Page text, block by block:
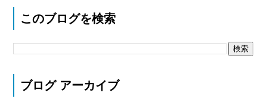
このブログを検索
ブログ アーカイブ